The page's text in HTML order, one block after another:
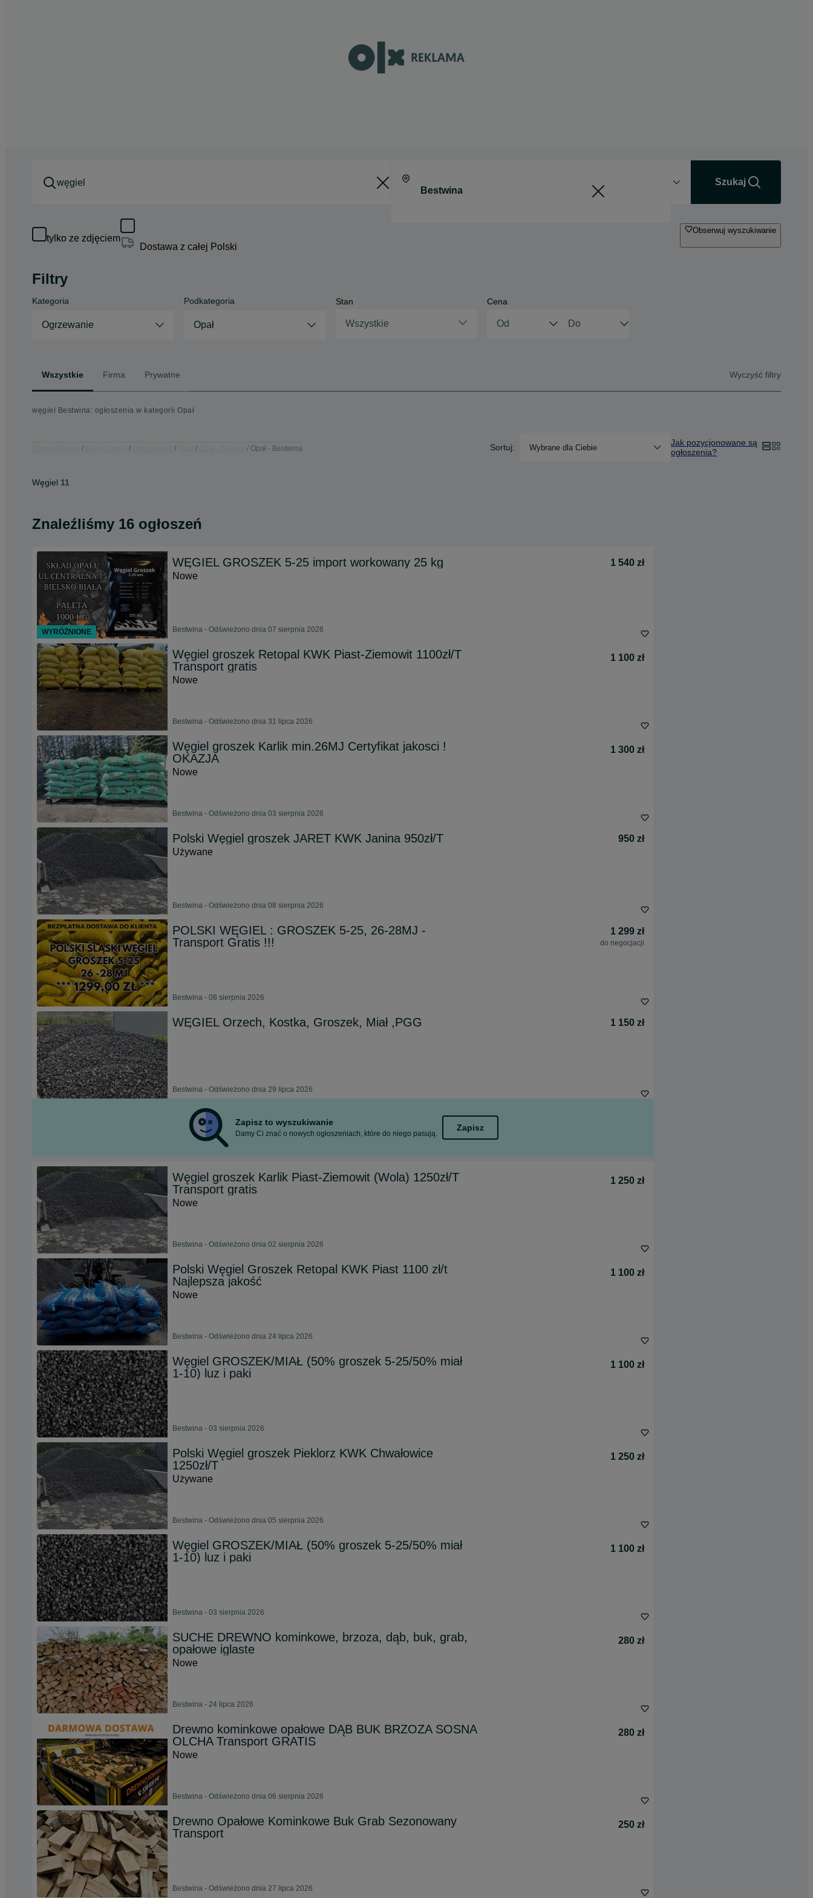
Szukaj
tylko ze zdjęciem
Dostawa z całej Polski
Obserwuj wyszukiwanie
Filtry
Kategoria
Ogrzewanie
Podkategoria
Opał
Stan
Wszystkie
Cena
Wszystkie Firma Prywatne Wyczyść filtry
węgiel Bestwina: ogłoszenia w kategorii Opał
Opał - Bestwina Sortuj: Wybrane dla Ciebie
Jak pozycjonowane są
ogłoszenia?
Węgiel 11
Znaleźliśmy 16 ogłoszeń
WĘGIEL GROSZEK 5-25 import workowany 25 kg
1 540 zł
Nowe
Bestwina - Odświeżono dnia 07 sierpnia 2026
Węgiel groszek Retopal KWK Piast-Ziemowit 1100zł/T
Transport gratis
1 100 zł
Nowe
Bestwina - Odświeżono dnia 31 lipca 2026
Węgiel groszek Karlik min.26MJ Certyfikat jakosci !
OKAZJA
1 300 zł
Nowe
Bestwina - Odświeżono dnia 03 sierpnia 2026
Polski Węgiel groszek JARET KWK Janina 950zł/T
950 zł
Używane
Bestwina - Odświeżono dnia 08 sierpnia 2026
POLSKI WĘGIEL : GROSZEK 5-25, 26-28MJ -
Transport Gratis !!!
1 299 zł
do negocjacji
Bestwina - 08 sierpnia 2026
WĘGIEL Orzech, Kostka, Groszek, Miał ,PGG 1 150 zł
Bestwina - Odświeżono dnia 29 lipca 2026
Zapisz to wyszukiwanie
Damy Ci znać o nowych ogłoszeniach, które do niego pasują.
Zapisz
Węgiel groszek Karlik Piast-Ziemowit (Wola) 1250zł/T
Transport gratis
1 250 zł
Nowe
Bestwina - Odświeżono dnia 02 sierpnia 2026
Polski Węgiel Groszek Retopal KWK Piast 1100 zł/t
Najlepsza jakość
1 100 zł
Nowe
Bestwina - Odświeżono dnia 24 lipca 2026
Węgiel GROSZEK/MIAŁ (50% groszek 5-25/50% miał
1-10) luz i paki
1 100 zł
Bestwina - 03 sierpnia 2026
Polski Węgiel groszek Pieklorz KWK Chwałowice
1250zł/T
1 250 zł
Używane
Bestwina - Odświeżono dnia 05 sierpnia 2026
Węgiel GROSZEK/MIAŁ (50% groszek 5-25/50% miał
1-10) luz i paki
1 100 zł
Bestwina - 03 sierpnia 2026
SUCHE DREWNO kominkowe, brzoza, dąb, buk, grab,
opałowe iglaste
280 zł
Nowe
Bestwina - 24 lipca 2026
Drewno kominkowe opałowe DĄB BUK BRZOZA SOSNA
OLCHA Transport GRATIS
280 zł
Nowe
Bestwina - Odświeżono dnia 06 sierpnia 2026
Drewno Opałowe Kominkowe Buk Grab Sezonowany
Transport
250 zł
Bestwina - Odświeżono dnia 27 lipca 2026
WYRÓŻNIONE